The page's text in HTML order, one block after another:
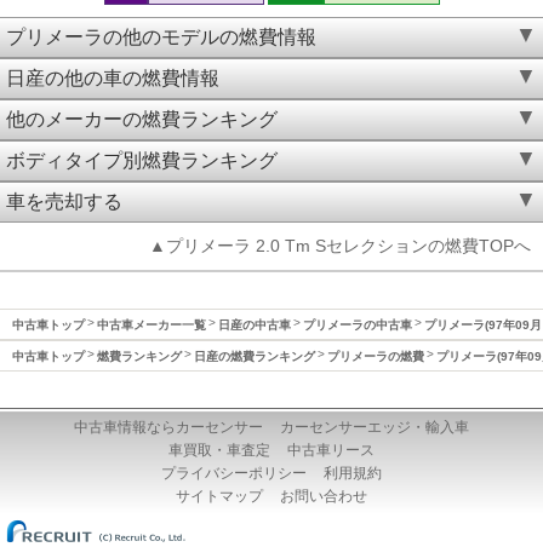
プリメーラの他のモデルの燃費情報
日産の他の車の燃費情報
他のメーカーの燃費ランキング
ボディタイプ別燃費ランキング
車を売却する
▲プリメーラ 2.0 Tm Sセレクションの燃費TOPへ
中古車トップ 中古車メーカー一覧 日産の中古車 プリメーラの中古車 プリメーラ(97年09
中古車トップ 燃費ランキング 日産の燃費ランキング プリメーラの燃費 プリメーラ(97年
中古車情報ならカーセンサー
カーセンサーエッジ・輸入車
車買取・車査定
中古車リース
プライバシーポリシー
利用規約
サイトマップ
お問い合わせ